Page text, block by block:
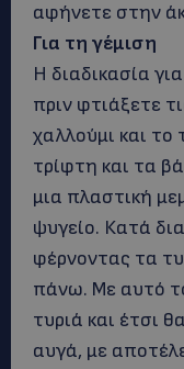
αφήνετε στην
Για τη γέμιση
Η διαδικασία
πριν φτιάξετε
χαλλούμι και το
τρίφτη και τα
μια πλαστική
ψυγείο. Κατά
φέρνοντας τα
πάνω. Με αυτό
τυριά και έτσι
αυγά, με